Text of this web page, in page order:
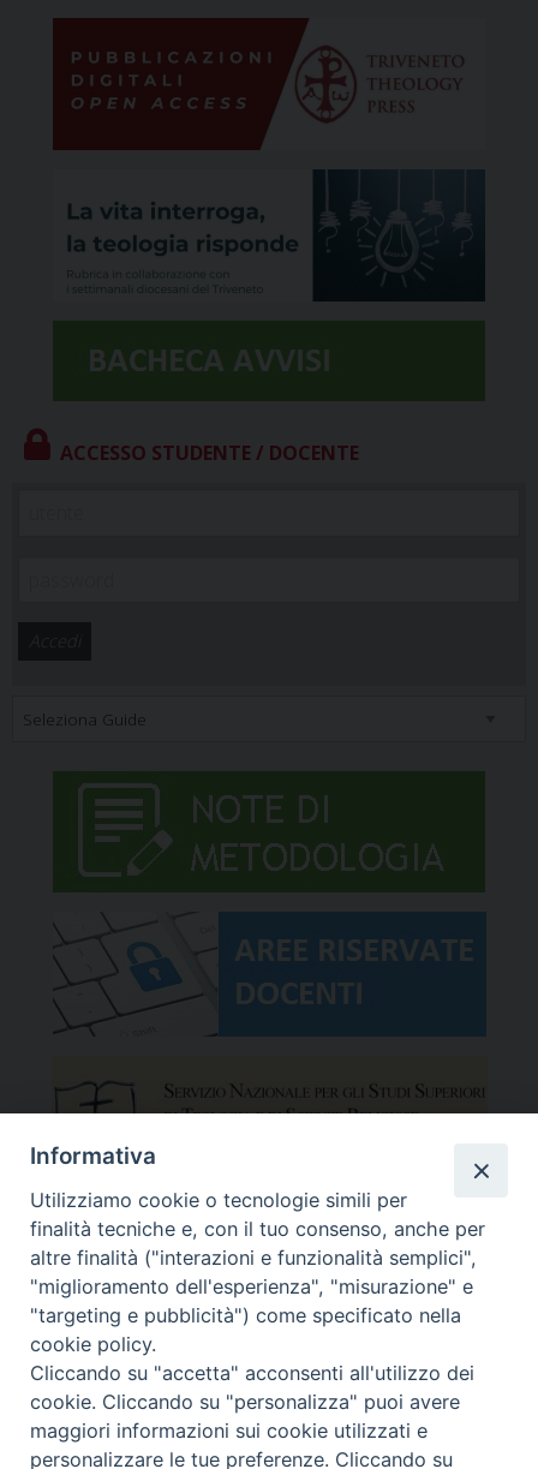
ACCESSO STUDENTE / DOCENTE
Copyright © Facoltà del Triveneto
Facoltà Teologica del Triveneto
Informativa
Utilizziamo cookie o tecnologie simili per
finalità tecniche e, con il tuo consenso, anche per
altre finalità ("interazioni e funzionalità semplici",
"miglioramento dell'esperienza", "misurazione" e
"targeting e pubblicità") come specificato nella
cookie policy.
Cliccando su "accetta" acconsenti all'utilizzo dei
cookie. Cliccando su "personalizza" puoi avere
maggiori informazioni sui cookie utilizzati e
personalizzare le tue preferenze. Cliccando su